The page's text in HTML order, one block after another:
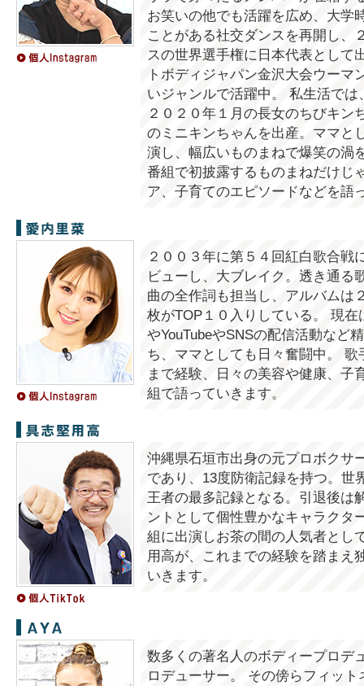
お笑いの他でも活躍を広め、大学
ことがある社交ダンスを再開し、
スの世界選手権に日本代表として
トボディジャパン金沢大会ウー
いジャンルで活躍中。 私生活で
２０２０年１月の長女のちびキン
のミニキンちゃんを出産。ママと
演し、幅広いものまねで爆笑の渦
番組で初披露するものまねだけじ
ア、子育てのエピソードなどを語
愛内里菜
２００３年に第５４回紅白歌合戦
ビューし、大ブレイク。透き通る
曲の全作詞も担当し、アルバムは
枚がTOP１０入りしている。 現
やYouTubeやSNSの配信活動など
ち、ママとしても日々奮闘中。
まで経験、日々の美容や健康、子
組で語っていきます。
具志堅用高
沖縄県石垣市出身の元プロボクサ
であり、13度防衛記録を持つ。世
王者の最多記録となる。引退後は
ントとして個性豊かなキャラクタ
組に出演しお茶の間の人気者とし
用高が、これまでの経験を踏まえ
いきます。
AYA
数多くの著名人のボディープロデ
ロデューサー。 その傍らフィッ